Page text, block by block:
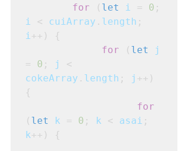
for ( let i = 0
i < cuiArray . length
i++) {
for ( let
j
= 0 ; j
cokeArray . length ; j ++)
{
for
( let k = 0 ; k < asai
k++) {